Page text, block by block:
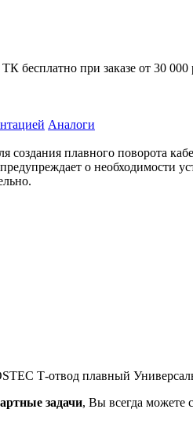
бесплатно при заказе от 30 000
Аналоги
создания плавного поворота
о необходимости
Т-отвод плавный
задачи, Вы всегда можете